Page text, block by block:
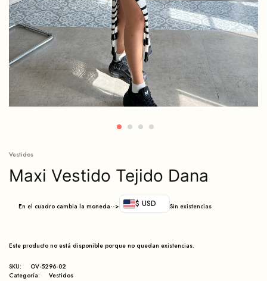
Vestidos
Maxi Vestido Tejido Dana
En el cuadro cambia la moneda--> $ USD Sin existencias
Este producto no está disponible porque no quedan existencias.
SKU:
OV-5296-02
Categoría:
Vestidos